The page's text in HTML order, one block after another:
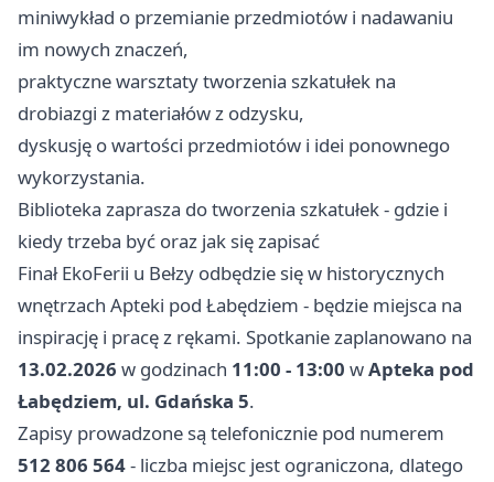
miniwykład o przemianie przedmiotów i nadawaniu
im nowych znaczeń,
praktyczne warsztaty tworzenia szkatułek na
drobiazgi z materiałów z odzysku,
dyskusję o wartości przedmiotów i idei ponownego
wykorzystania.
Biblioteka zaprasza do tworzenia szkatułek - gdzie i
kiedy trzeba być oraz jak się zapisać
Finał EkoFerii u Bełzy odbędzie się w historycznych
wnętrzach Apteki pod Łabędziem - będzie miejsca na
inspirację i pracę z rękami. Spotkanie zaplanowano na
13.02.2026 w godzinach 11:00 - 13:00 wApteka pod
Łabędziem, ul. Gdańska 5.
Zapisy prowadzone są telefonicznie pod numerem
512 806 564- liczba miejsc jest ograniczona, dlatego